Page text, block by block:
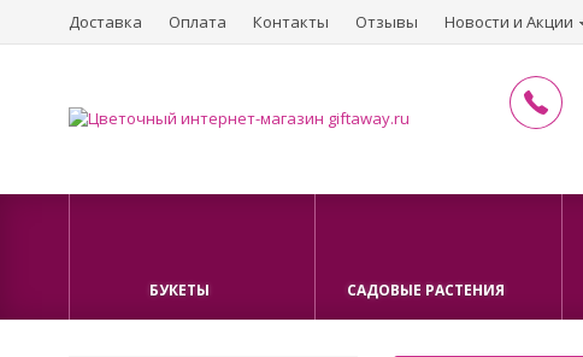
Доставка Оплата Контакты Отзывы Новости и Акции
БУКЕТЫ САДОВЫЕ РАСТЕНИЯ